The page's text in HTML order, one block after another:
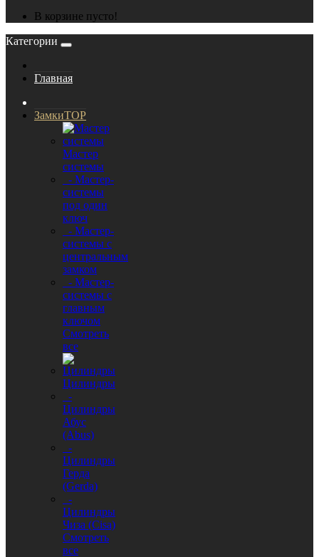
В корзине пусто!
Категории
Главная
ЗамкиTOP
Мастер
системы
- Мастер-
системы
под один
ключ
- Мастер-
системы с
центральным
замком
- Мастер-
системы с
главным
ключом
Смотреть
все
Цилиндры
-
Цилиндры
Абус
(Abus)
-
Цилиндры
Герда
(Gerda)
-
Цилиндры
Чиза (Cisa)
Смотреть
все